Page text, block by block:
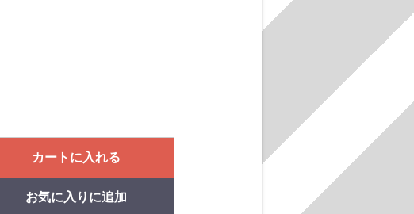
カートに入れる
お気に入りに追加